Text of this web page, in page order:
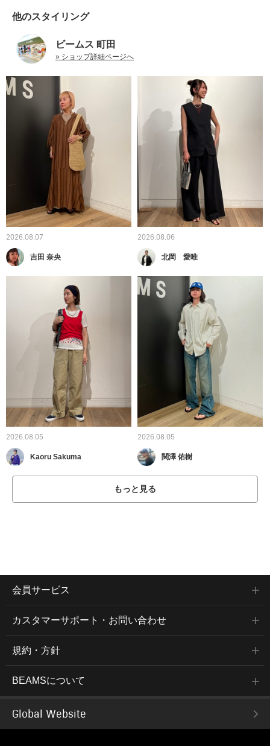
他のスタイリング
ビームス 町田
» ショップ詳細ページへ
2026.08.07
吉田 奈央
2026.08.06
北岡 愛唯
2026.08.05
Kaoru Sakuma
2026.08.05
関澤 佑樹
もっと見る
会員サービス
カスタマーサポート・お問い合わせ
規約・方針
BEAMSについて
Global Website